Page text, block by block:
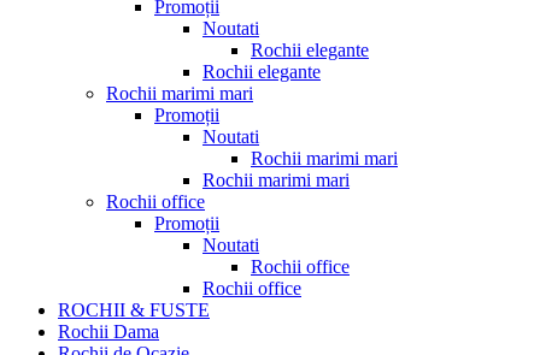
Promoții
Noutati
Rochii elegante
Rochii elegante
Rochii marimi mari
Promoții
Noutati
Rochii marimi mari
Rochii marimi mari
Rochii office
Promoții
Noutati
Rochii office
Rochii office
ROCHII & FUSTE
Rochii Dama